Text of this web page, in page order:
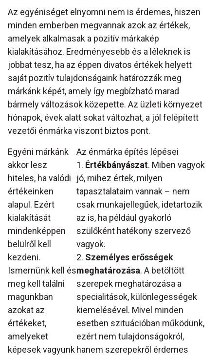
Az egyéniséget elnyomni nem is érdemes, hiszen
minden emberben megvannak azok az értékek,
amelyek alkalmasak a pozitív márkakép
kialakításához. Eredményesebb és a léleknek is
jobbat tesz, ha az éppen divatos értékek helyett
saját pozitív tulajdonságaink határozzák meg
márkánk képét, amely így megbízható marad
bármely változások közepette. Az üzleti környezet
hónapok, évek alatt sokat változhat, a jól felépített
vezetői énmárka viszont biztos pont.
Az énmárka építés lépései
1. Értékbányászat. Miben vagyok
jó, mihez értek, milyen
tapasztalataim vannak – nem
csak munkajellegűek, idetartozik
az is, ha például gyakorló
szülőként hatékony szervező
vagyok.
2. Személyes erősségek
meghatározása. A betöltött
szerepek meghatározása a
specialitások, különlegességek
kiemelésével. Mivel minden
esetben szituációban működünk,
ezért nem tulajdonságokról,
hanem szerepekről érdemes
Egyéni márkánk
akkor lesz
hiteles, ha valódi
értékeinken
alapul. Ezért
kialakítását
mindenképpen
belülről kell
kezdeni.
Ismernünk kell és
meg kell találni
magunkban
azokat az
értékeket,
amelyeket
képesek vagyunk